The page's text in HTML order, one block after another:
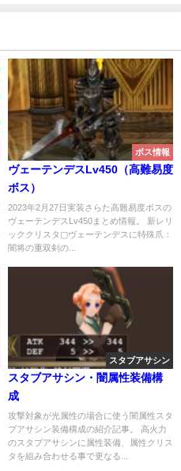
ボス情報
ヴェーテンデスLv450（高難易度
ボス）
2023年2月27日実装さらた高難易度ボスの
ヴェーテンデスLv450まとめ情報。 新レリ
ッククリスタ▢ヴェーテンデスに特殊爪：
闇将の重双剣の...
スタブアサシン
スタブアサシン・闇属性装備構
成
攻撃対象が光属性の場合に使う闇属性スタ
ブアサシン装備構成の紹介記事。 高火力
のスタブアサシンに属性装備、属性クリス
タを組み合わせる事で更なる...